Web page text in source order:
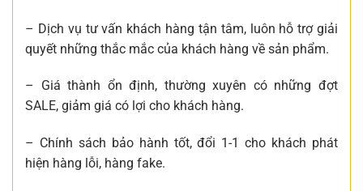
– Dịch vụ tư vấn khách hàng tận tâm, luôn hỗ trợ giải
quyết những thắc mắc của khách hàng về sản phẩm.
– Giá thành ổn định, thường xuyên có những đợt
SALE, giảm giá có lợi cho khách hàng.
– Chính sách bảo hành tốt, đổi 1-1 cho khách phát
hiện hàng lỗi, hàng fake.